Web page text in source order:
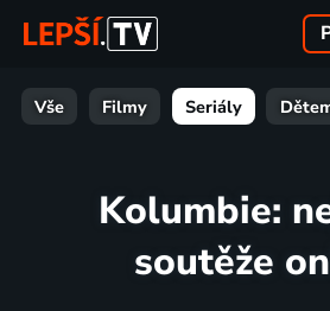
Vše Filmy Seriály
Kolumbie:
soutěže